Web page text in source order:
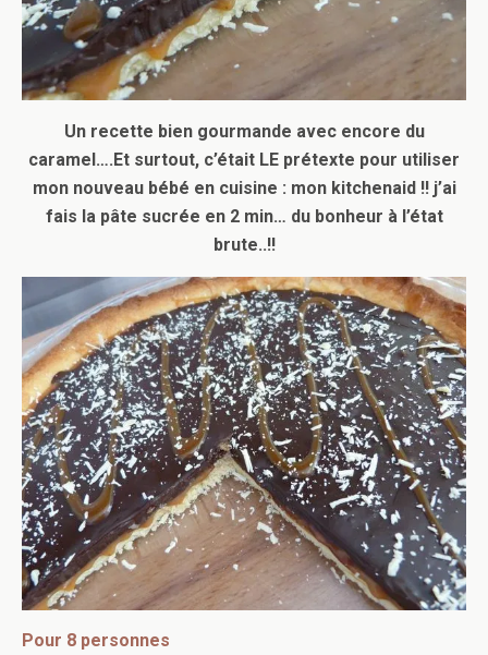
Un recette bien gourmande avec encore du
caramel….Et surtout, c’était LE prétexte pour utiliser
mon nouveau bébé en cuisine : mon kitchenaid !! j’ai
fais la pâte sucrée en 2 min… du bonheur à l’état
brute..!!
Pour 8 personnes